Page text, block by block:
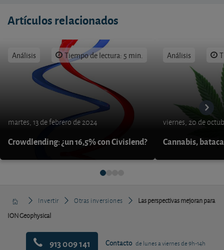
Artículos relacionados
Análisis Tiempo de lectura: 5 min.
martes, 13 de febrero de 2024
Crowdlending: ¿un 16,5% con Civislend?
Análisis
viernes, 20 de
Cannabis,
Invertir Otras inversiones
Las perspectivas mejoran para
ION Geophysical
913 009 141 Contacto de lunes a viernes de 9h-14h